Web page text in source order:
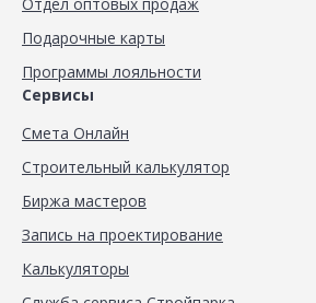
Подарочные карты
Программы лояльности
Сервисы
Смета Онлайн
Строительный калькулятор
Биржа мастеров
Запись на проектирование
Калькуляторы